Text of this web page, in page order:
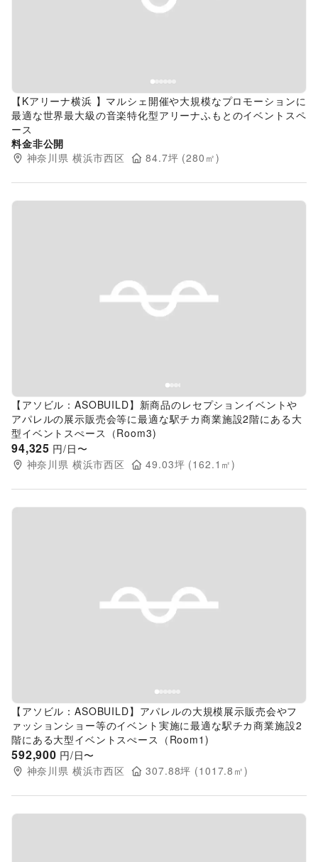
【Kアリーナ横浜 】マルシェ開催や大規模なプロモーションに
最適な世界最大級の音楽特化型アリーナふもとのイベントスペ
ース
料金非公開
神奈川県 横浜市西区 84.7坪 (280 ㎡)
Previous slide
【アソビル：ASOBUILD】新商品のレセプションイベントや
アパレルの展示販売会等に最適な駅チカ商業施設2階にある大
型イベントスぺース（Room3)
94,325 円/日〜
神奈川県 横浜市西区 49.03坪 (162.1 ㎡)
Previous slide
【アソビル：ASOBUILD】アパレルの大規模展示販売会やフ
ァッションショー等のイベント実施に最適な駅チカ商業施設2
階にある大型イベントスぺース（Room1)
592,900 円/日〜
神奈川県 横浜市西区 307.88坪 (1017.8 ㎡)